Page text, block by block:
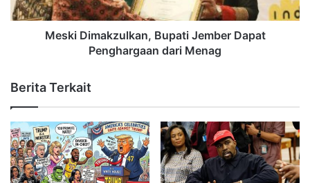
Meski Dimakzulkan, Bupati Jember Dapat
Penghargaan dari Menag
Berita Terkait